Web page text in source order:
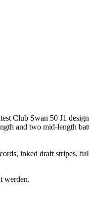
Club Swan 50 J1
and two mid-length
inked draft stripes,
werden.